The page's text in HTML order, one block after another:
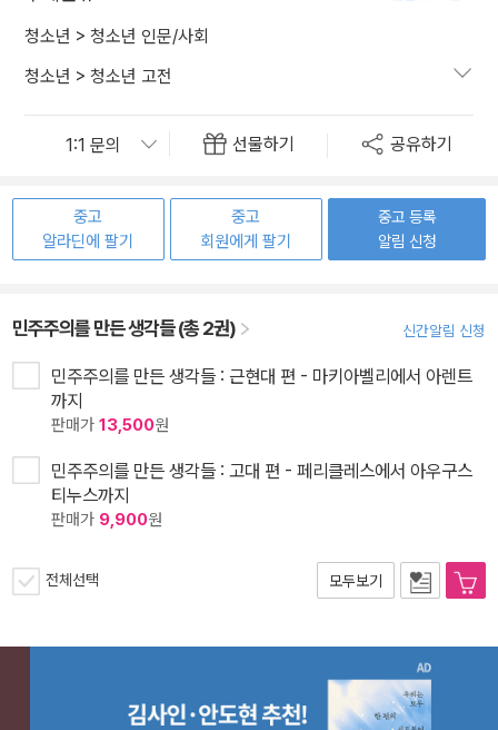
청소년 > 청소년 인문/사회
청소년 > 청소년 고전
선물하기 공유하기
중고
알라딘에 팔기
중고
회원에게 팔기
중고 등록
알림 신청
민주주의를 만든 생각들 (총 2권) 신간알림 신청
민주주의를 만든 생각들 : 근현대 편 - 마키아벨리에서 아렌트
까지
판매가 13,500원
민주주의를 만든 생각들 : 고대 편 - 페리클레스에서 아우구스
티누스까지
판매가 9,900원
전체선택 모두보기